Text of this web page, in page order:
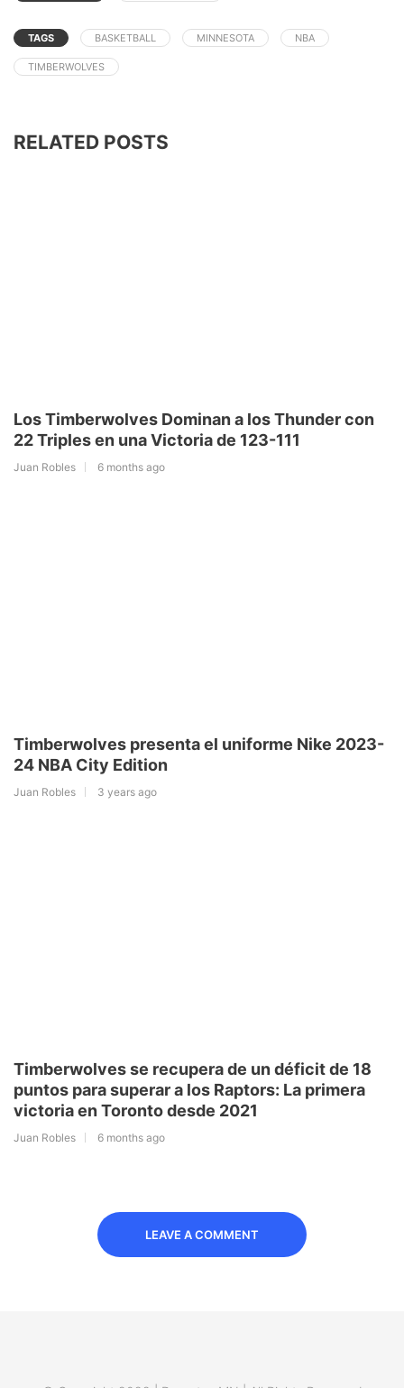
TAGS BASKETBALL MINNESOTA NBA
TIMBERWOLVES
RELATED POSTS
Los Timberwolves Dominan a los Thunder con
22 Triples en una Victoria de 123-111
Juan Robles 6 months ago
Timberwolves presenta el uniforme Nike 2023-
24 NBA City Edition
Juan Robles 3 years ago
Timberwolves se recupera de un déficit de 18
puntos para superar a los Raptors: La primera
victoria en Toronto desde 2021
Juan Robles 6 months ago
LEAVE A COMMENT